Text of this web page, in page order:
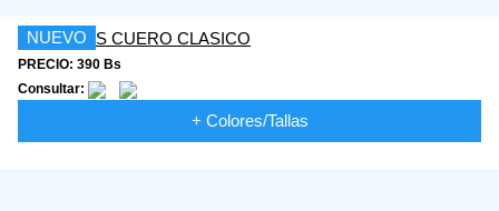
NUEVO
PRECIO: 390 Bs
Consultar:
+ Colores/Tallas